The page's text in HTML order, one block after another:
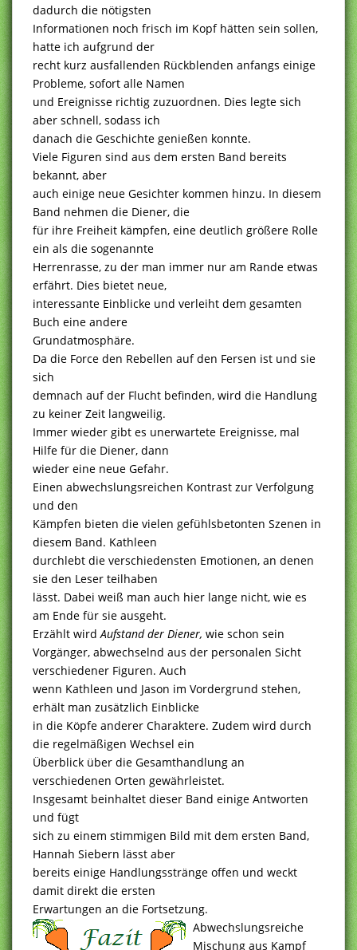
dadurch die nötigsten
Informationen noch frisch im Kopf hätten sein sollen,
hatte ich aufgrund der
recht kurz ausfallenden Rückblenden anfangs einige
Probleme, sofort alle Namen
und Ereignisse richtig zuzuordnen. Dies legte sich
aber schnell, sodass ich
danach die Geschichte genießen konnte.
Viele Figuren sind aus dem ersten Band bereits
bekannt, aber
auch einige neue Gesichter kommen hinzu. In diesem
Band nehmen die Diener, die
für ihre Freiheit kämpfen, eine deutlich größere Rolle
ein als die sogenannte
Herrenrasse, zu der man immer nur am Rande etwas
erfährt. Dies bietet neue,
interessante Einblicke und verleiht dem gesamten
Buch eine andere
Grundatmosphäre.
Da die Force den Rebellen auf den Fersen ist und sie
sich
demnach auf der Flucht befinden, wird die Handlung
zu keiner Zeit langweilig.
Immer wieder gibt es unerwartete Ereignisse, mal
Hilfe für die Diener, dann
wieder eine neue Gefahr.
Einen abwechslungsreichen Kontrast zur Verfolgung
und den
Kämpfen bieten die vielen gefühlsbetonten Szenen in
diesem Band. Kathleen
durchlebt die verschiedensten Emotionen, an denen
sie den Leser teilhaben
lässt. Dabei weiß man auch hier lange nicht, wie es
am Ende für sie ausgeht.
Erzählt wirdAufstand der Diener, wie schon sein
Vorgänger, abwechselnd aus der personalen Sicht
verschiedener Figuren. Auch
wenn Kathleen und Jason im Vordergrund stehen,
erhält man zusätzlich Einblicke
in die Köpfe anderer Charaktere. Zudem wird durch
die regelmäßigen Wechsel ein
Überblick über die Gesamthandlung an
verschiedenen Orten gewährleistet.
Insgesamt beinhaltet dieser Band einige Antworten
und fügt
sich zu einem stimmigen Bild mit dem ersten Band,
Hannah Siebern lässt aber
bereits einige Handlungsstränge offen und weckt
damit direkt die ersten
Erwartungen an die Fortsetzung.
Abwechslungsreiche
Mischung aus Kampf